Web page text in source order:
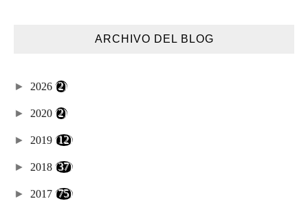
ARCHIVO DEL BLOG
► 2026 (2)
► 2020 (2)
► 2019 (12)
► 2018 (37)
► 2017 (75)